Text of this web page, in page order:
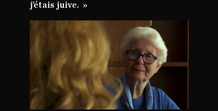
j’étais juive. »